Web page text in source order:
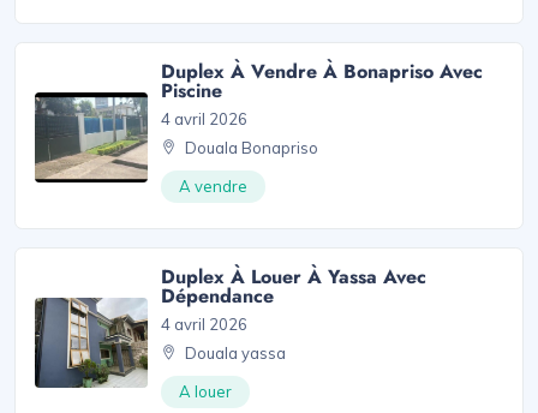
Duplex À Vendre À Bonapriso Avec
Piscine
4 avril 2026
Douala Bonapriso
A vendre
Duplex À Louer À Yassa Avec
Dépendance
4 avril 2026
Douala yassa
A louer